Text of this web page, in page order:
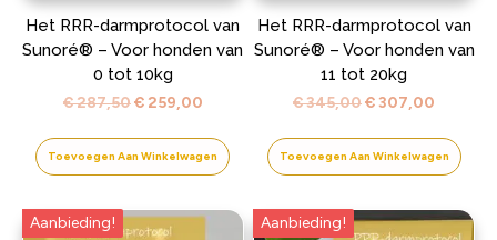
Het RRR-darmprotocol van
Sunoré® – Voor honden van
0 tot 10kg
€287,50Oorspronkelijke
was:
€ 287,50.
€259,00Huidige
is:
€ 259,00.
Toevoegen Aan Winkelwagen
Het RRR-darmprotocol van
Sunoré® – Voor honden van
11 tot 20kg
€345,00Oorspronkelijke
was:
€ 345,00.
€307,00
is:
€
Toevoegen Aan Winkelwagen
Aanbieding! Aanbieding!